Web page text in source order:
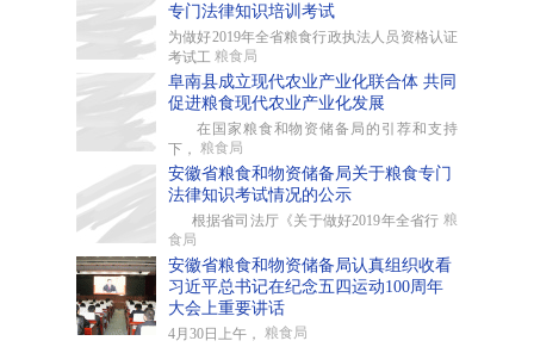
专门法律知识培训考试
为做好2019年全省粮食行政执法人员资格认证
考试工 粮食局
阜南县成立现代农业产业化联合体 共同
促进粮食现代农业产业化发展
在国家粮食和物资储备局的引荐和支持
下， 粮食局
安徽省粮食和物资储备局关于粮食专门
法律知识考试情况的公示
根据省司法厅《关于做好2019年全省行 粮
食局
安徽省粮食和物资储备局认真组织收看
习近平总书记在纪念五四运动100周年
大会上重要讲话
4月30日上午， 粮食局